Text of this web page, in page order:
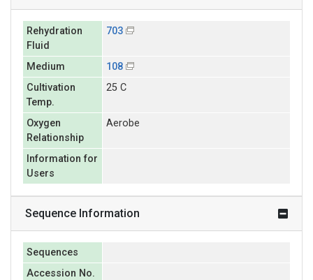
Rehydration
Fluid
703
Medium
108
Cultivation
Temp.
25 C
Oxygen
Relationship
Aerobe
Information for
Users
Sequence Information
Sequences
Accession No.